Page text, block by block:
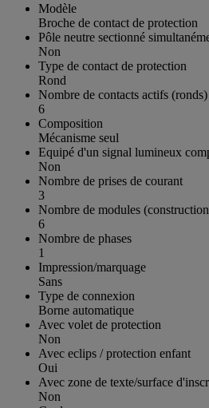
Modèle
Broche de contact de protection
Pôle neutre sectionné
Non
Type de contact de protection
Rond
Nombre de contacts actifs (ronds)
6
Composition
Mécanisme seul
Equipé d'un signal lumineux
Non
Nombre de prises de courant
3
Nombre de modules
6
Nombre de phases
1
Impression/marquage
Sans
Type de connexion
Borne automatique
Avec volet de protection
Non
Avec eclips / protection enfant
Oui
Avec zone de texte/surface
Non